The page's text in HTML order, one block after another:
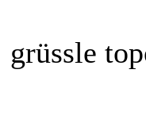
grüssle